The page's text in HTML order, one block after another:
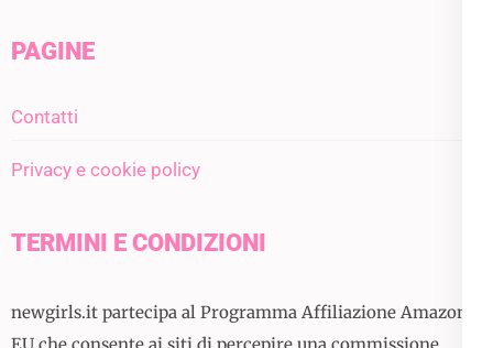
PAGINE
Contatti
Privacy e cookie policy
TERMINI E CONDIZIONI
newgirls.it partecipa al Programma Affiliazione Amazon